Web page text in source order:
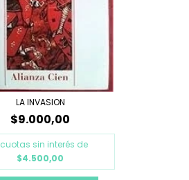
LA INVASION
$9.000,00
cuotas sin interés de
$4.500,00